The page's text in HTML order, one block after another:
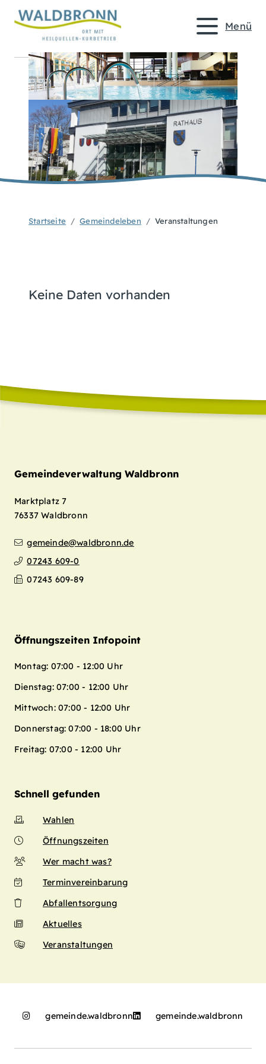
Menü
Startseite Gemeindeleben Veranstaltungen
Keine Daten vorhanden
Gemeindeverwaltung Waldbronn
Marktplatz 7
76337 Waldbronn
gemeinde@waldbronn.de
07243 609-0
07243 609-89
Öffnungszeiten Infopoint
Montag: 07:00 - 12:00 Uhr
Dienstag: 07:00 - 12:00 Uhr
Mittwoch: 07:00 - 12:00 Uhr
Donnerstag: 07:00 - 18:00 Uhr
Freitag: 07:00 - 12:00 Uhr
Schnell gefunden
Wahlen
Öffnungszeiten
Wer macht was?
Terminvereinbarung
Abfallentsorgung
Aktuelles
Veranstaltungen
gemeinde.waldbronn gemeinde.waldbronn